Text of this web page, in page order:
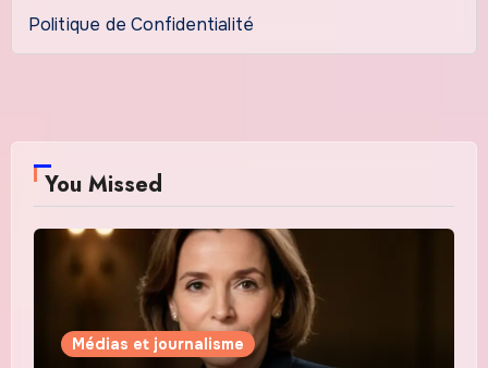
Politique de Confidentialité
You Missed
Médias et journalisme